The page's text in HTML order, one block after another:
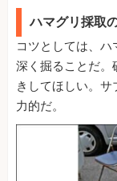
ハマグリ採取
コツとしては、
深く掘ることだ。
きしてほしい。
力的だ。